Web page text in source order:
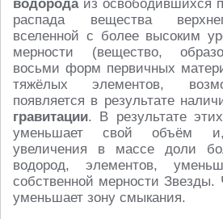
водородаиз освободившихся
распада вещества
вселенной с более высоким
мерности (вещество,
восьми форм первичных
тяжёлых элементов,
появляется в результате
гравитации. В результате
уменьшает свой объём
увеличения в массе доли
водород, элементов,
собственной мерности Звезды.
уменьшает зону смыкания.